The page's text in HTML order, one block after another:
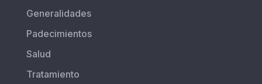
Generalidades
Padecimientos
Salud
Tratamiento